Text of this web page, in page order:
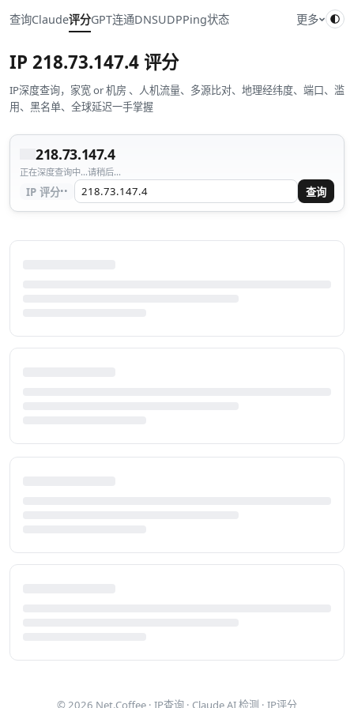
查询Claude评分GPT连通DNSUDPPing状态 更多
IP 218.73.147.4 评分
IP深度查询，家宽 or 机房 、人机流量、多源比对、地理经纬度、端口、滥
用、黑名单、全球延迟一手掌握
218.73.147.4
正在深度查询中...请稍后...
IP 评分·· 查询
© 2026 Net.Coffee · IP查询 · Claude AI 检测 · IP评分